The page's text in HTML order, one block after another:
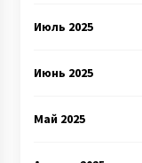
Июль 2025
Июнь 2025
Май 2025